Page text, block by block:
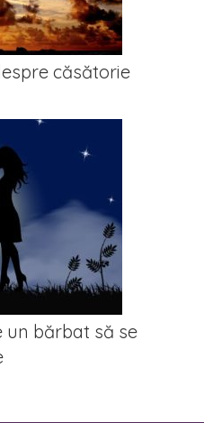
căsătorie
un bărbat să se